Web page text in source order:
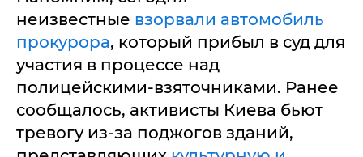
неизвестные взорвали автомобиль
прокурора, который прибыл в суд для
участия в процессе над
полицейскими-взяточниками. Ранее
сообщалось, активисты Киева бьют
тревогу из-за поджогов зданий,